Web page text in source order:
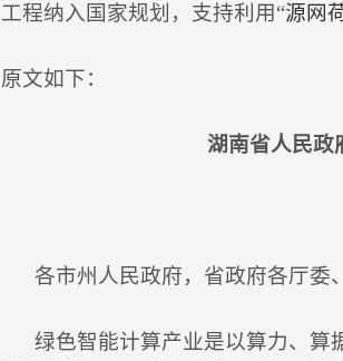
工程纳入国家规划，支持利用“源网
原文如下：
湖南省人民政
各市州人民政府，省政府各厅委
绿色智能计算产业是以算力、算